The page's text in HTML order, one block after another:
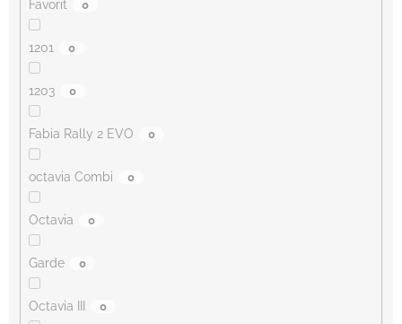
Favorit 0
1201 0
1203 0
Fabia Rally 2 EVO 0
octavia Combi 0
Octavia 0
Garde 0
Octavia III 0